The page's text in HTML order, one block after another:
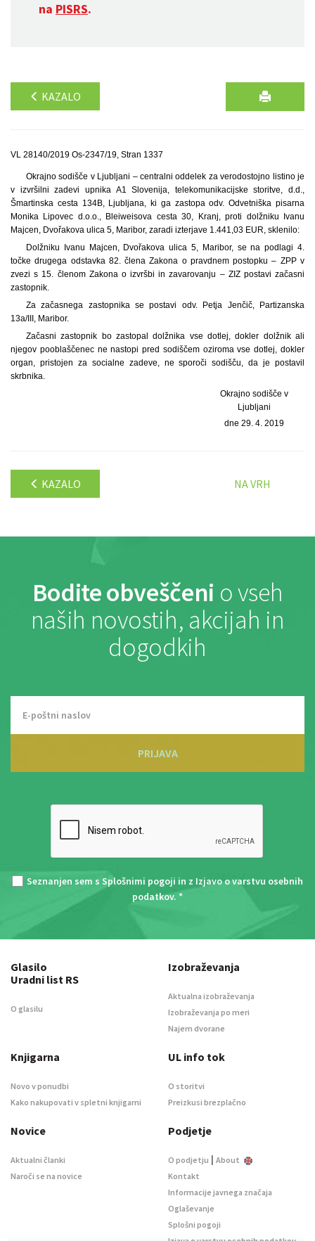
na PISRS.
KAZALO
VL 28140/2019 Os-2347/19, Stran 1337
Okrajno sodišče v Ljubljani – centralni oddelek za verodostojno listino je
v izvršilni zadevi upnika A1 Slovenija, telekomunikacijske storitve, d.d.,
Šmartinska cesta 134B, Ljubljana, ki ga zastopa odv. Odvetniška pisarna
Monika Lipovec d.o.o., Bleiweisova cesta 30, Kranj, proti dolžniku Ivanu
Majcen, Dvořakova ulica 5, Maribor, zaradi izterjave 1.441,03 EUR, sklenilo:
Dolžniku Ivanu Majcen, Dvořakova ulica 5, Maribor, se na podlagi 4.
točke drugega odstavka 82. člena Zakona o pravdnem postopku – ZPP v
zvezi s 15. členom Zakona o izvršbi in zavarovanju – ZIZ postavi začasni
zastopnik.
Za začasnega zastopnika se postavi odv. Petja Jenčič, Partizanska
13a/III, Maribor.
Začasni zastopnik bo zastopal dolžnika vse dotlej, dokler dolžnik ali
njegov pooblaščenec ne nastopi pred sodiščem oziroma vse dotlej, dokler
organ, pristojen za socialne zadeve, ne sporoči sodišču, da je postavil
skrbnika.
Okrajno sodišče v
Ljubljani
dne 29. 4. 2019
KAZALO NA VRH
Bodite obveščeni o vseh
naših novostih, akcijah in
dogodkih
PRIJAVA
Seznanjen sem s Splošnimi pogoji in z Izjavo o varstvu osebnih
podatkov. *
Glasilo
Uradni list RS
O glasilu
Izobraževanja
Aktualna izobraževanja
Izobraževanja po meri
Najem dvorane
Knjigarna
Novo v ponudbi
Kako nakupovati v spletni knjigarni
UL info tok
O storitvi
Preizkusi brezplačno
Novice
Aktualni članki
Naroči se na novice
Podjetje
O podjetju | About
Kontakt
Informacije javnega značaja
Oglaševanje
Splošni pogoji